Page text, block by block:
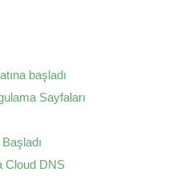
başladı
Sayfaları
Cloud DNS